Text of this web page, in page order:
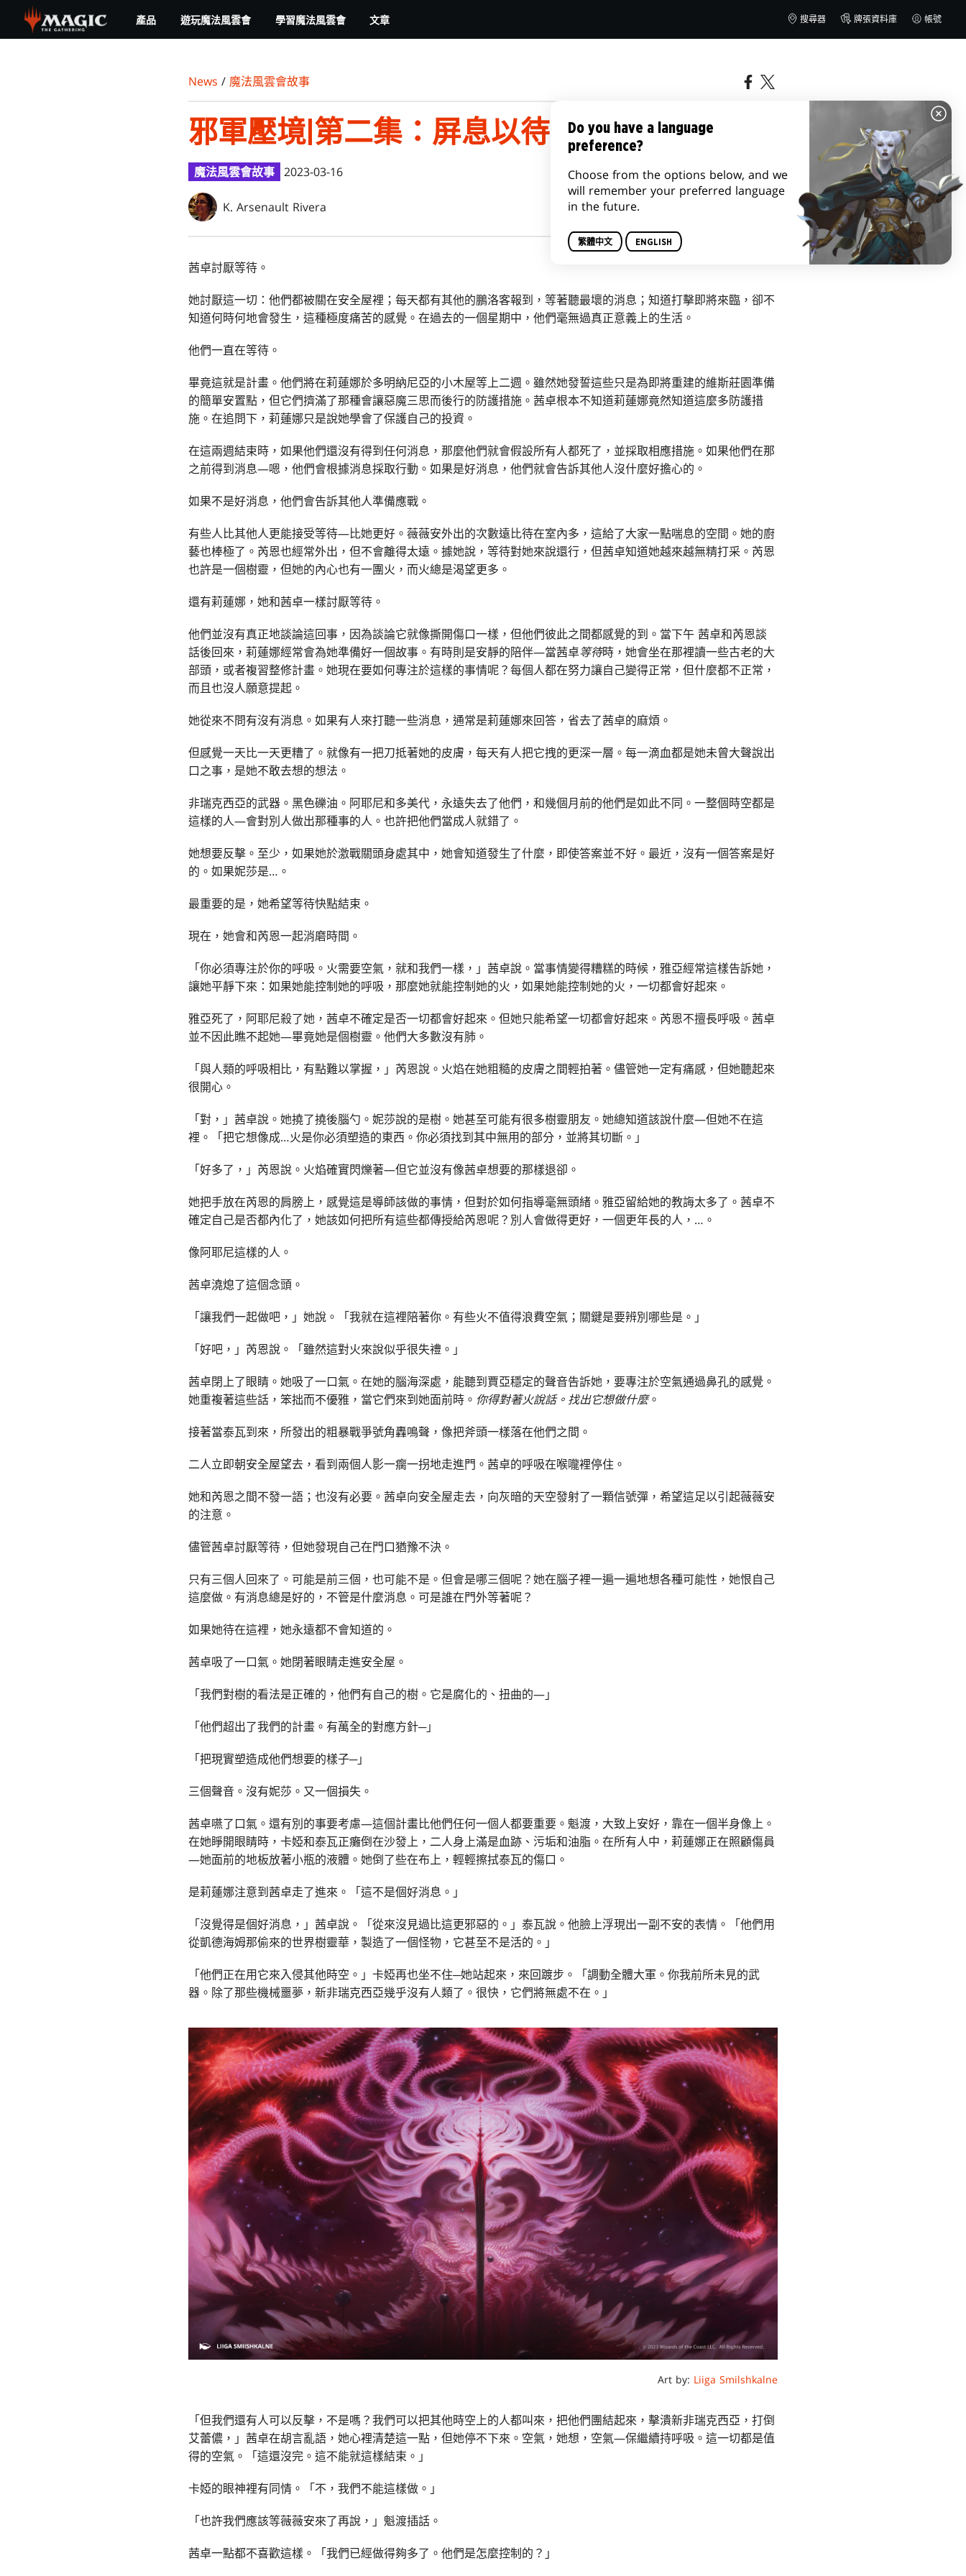
main
產品 遊玩魔法風雲會 學習魔法風雲會 文章 搜尋器 牌張資料庫 帳號
News / 魔法風雲會故事
邪軍壓境|第二集：屏息以待
魔法風雲會故事 2023-03-16
K. Arsenault Rivera
茜卓討厭等待。
她討厭這一切：他們都被關在安全屋裡；每天都有其他的鵬洛客報到，等著聽最壞的消息；知道打擊即將來臨，卻不
知道何時何地會發生，這種極度痛苦的感覺。在過去的一個星期中，他們毫無過真正意義上的生活。
他們一直在等待。
畢竟這就是計畫。他們將在莉蓮娜於多明納尼亞的小木屋等上二週。雖然她發誓這些只是為即將重建的維斯莊園準備
的簡單安置點，但它們擠滿了那種會讓惡魔三思而後行的防護措施。茜卓根本不知道莉蓮娜竟然知道這麼多防護措
施。在追問下，莉蓮娜只是說她學會了保護自己的投資。
在這兩週結束時，如果他們還沒有得到任何消息，那麼他們就會假設所有人都死了，並採取相應措施。如果他們在那
之前得到消息—嗯，他們會根據消息採取行動。如果是好消息，他們就會告訴其他人沒什麼好擔心的。
如果不是好消息，他們會告訴其他人準備應戰。
有些人比其他人更能接受等待—比她更好。薇薇安外出的次數遠比待在室內多，這給了大家一點喘息的空間。她的廚
藝也棒極了。芮恩也經常外出，但不會離得太遠。據她說，等待對她來說還行，但茜卓知道她越來越無精打采。芮恩
也許是一個樹靈，但她的內心也有一團火，而火總是渴望更多。
還有莉蓮娜，她和茜卓一樣討厭等待。
他們並沒有真正地談論這回事，因為談論它就像撕開傷口一樣，但他們彼此之間都感覺的到。當下午 茜卓和芮恩談
話後回來，莉蓮娜經常會為她準備好一個故事。有時則是安靜的陪伴—當茜卓等待時，她會坐在那裡讀一些古老的大
部頭，或者複習整修計畫。她現在要如何專注於這樣的事情呢？每個人都在努力讓自己變得正常，但什麼都不正常，
而且也沒人願意提起。
她從來不問有沒有消息。如果有人來打聽一些消息，通常是莉蓮娜來回答，省去了茜卓的麻煩。
但感覺一天比一天更糟了。就像有一把刀抵著她的皮膚，每天有人把它拽的更深一層。每一滴血都是她未曾大聲說出
口之事，是她不敢去想的想法。
非瑞克西亞的武器。黑色礫油。阿耶尼和多美代，永遠失去了他們，和幾個月前的他們是如此不同。一整個時空都是
這樣的人—會對別人做出那種事的人。也許把他們當成人就錯了。
她想要反擊。至少，如果她於激戰關頭身處其中，她會知道發生了什麼，即使答案並不好。最近，沒有一個答案是好
的。如果妮莎是… 。
最重要的是，她希望等待快點結束。
現在，她會和芮恩一起消磨時間。
「你必須專注於你的呼吸。火需要空氣，就和我們一樣，」茜卓說。當事情變得糟糕的時候，雅亞經常這樣告訴她，
讓她平靜下來：如果她能控制她的呼吸，那麼她就能控制她的火，如果她能控制她的火，一切都會好起來。
雅亞死了，阿耶尼殺了她，茜卓不確定是否一切都會好起來。但她只能希望一切都會好起來。芮恩不擅長呼吸。茜卓
並不因此瞧不起她—畢竟她是個樹靈。他們大多數沒有肺。
「與人類的呼吸相比，有點難以掌握，」芮恩說。火焰在她粗糙的皮膚之間輕拍著。儘管她一定有痛感，但她聽起來
很開心。
「對，」茜卓說。她撓了撓後腦勺。妮莎說的是樹。她甚至可能有很多樹靈朋友。她總知道該說什麼—但她不在這
裡。「把它想像成…火是你必須塑造的東西。你必須找到其中無用的部分，並將其切斷。」
「好多了，」芮恩說。火焰確實閃爍著—但它並沒有像茜卓想要的那樣退卻。
她把手放在芮恩的肩膀上，感覺這是導師該做的事情，但對於如何指導毫無頭緒。雅亞留給她的教誨太多了。茜卓不
確定自己是否都內化了，她該如何把所有這些都傳授給芮恩呢？別人會做得更好，一個更年長的人， … 。
像阿耶尼這樣的人。
茜卓澆熄了這個念頭。
「讓我們一起做吧，」她說。「我就在這裡陪著你。有些火不值得浪費空氣；關鍵是要辨別哪些是。」
「好吧，」芮恩說。「雖然這對火來說似乎很失禮。」
茜卓閉上了眼睛。她吸了一口氣。在她的腦海深處，能聽到賈亞穩定的聲音告訴她，要專注於空氣通過鼻孔的感覺。
她重複著這些話，笨拙而不優雅，當它們來到她面前時。 你得對著火說話。找出它想做什麼。
接著當泰瓦到來，所發出的粗暴戰爭號角轟鳴聲，像把斧頭一樣落在他們之間。
二人立即朝安全屋望去，看到兩個人影一瘸一拐地走進門。茜卓的呼吸在喉嚨裡停住。
她和芮恩之間不發一語；也沒有必要。茜卓向安全屋走去，向灰暗的天空發射了一顆信號彈，希望這足以引起薇薇安
的注意。
儘管茜卓討厭等待，但她發現自己在門口猶豫不決。
只有三個人回來了。可能是前三個，也可能不是。但會是哪三個呢？她在腦子裡一遍一遍地想各種可能性，她恨自己
這麼做。有消息總是好的，不管是什麼消息。可是誰在門外等著呢？
如果她待在這裡，她永遠都不會知道的。
茜卓吸了一口氣。她閉著眼睛走進安全屋。
「我們對樹的看法是正確的，他們有自己的樹。它是腐化的、扭曲的—」
「他們超出了我們的計畫。有萬全的對應方針─」
「把現實塑造成他們想要的樣子─」
三個聲音。沒有妮莎。又一個損失。
茜卓嚥了口氣。還有別的事要考慮—這個計畫比他們任何一個人都要重要。魁渡，大致上安好，靠在一個半身像上。
在她睜開眼睛時，卡婭和泰瓦正癱倒在沙發上，二人身上滿是血跡、污垢和油脂。在所有人中，莉蓮娜正在照顧傷員
—她面前的地板放著小瓶的液體。她倒了些在布上，輕輕擦拭泰瓦的傷口。
是莉蓮娜注意到茜卓走了進來。「這不是個好消息。」
「沒覺得是個好消息，」茜卓說。「從來沒見過比這更邪惡的。」泰瓦說。他臉上浮現出一副不安的表情。「他們用
從凱德海姆那偷來的世界樹靈華，製造了一個怪物，它甚至不是活的。」
「他們正在用它來入侵其他時空。」卡婭再也坐不住─她站起來，來回踱步。「調動全體大軍。你我前所未見的武
器。除了那些機械噩夢，新非瑞克西亞幾乎沒有人類了。很快，它們將無處不在。」
Art by: Liiga Smilshkalne
「但我們還有人可以反擊，不是嗎？我們可以把其他時空上的人都叫來，把他們團結起來，擊潰新非瑞克西亞，打倒
艾蕾儂，」茜卓在胡言亂語，她心裡清楚這一點，但她停不下來。空氣，她想，空氣—保繼續持呼吸。這一切都是值
得的空氣。「這還沒完。這不能就這樣結束。」
卡婭的眼神裡有同情。「不，我們不能這樣做。」
「也許我們應該等薇薇安來了再說，」魁渡插話。
茜卓一點都不喜歡這樣。「我們已經做得夠多了。他們是怎麼控制的？」
Do you have a language
preference?
Choose from the options below, and we
will remember your preferred language
in the future.
繁體中文 ENGLISH